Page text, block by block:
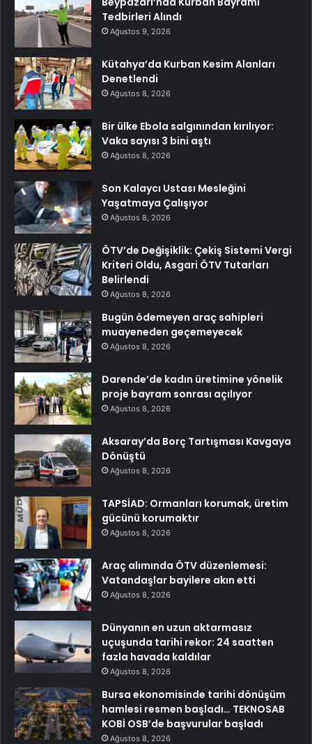
Tedbirleri Alındı
Ağustos 9, 2026
Kütahya’da Kurban Kesim Alanları
Denetlendi
Ağustos 8, 2026
Bir ülke Ebola salgınından kırılıyor:
Vaka sayısı 3 bini aştı
Ağustos 8, 2026
Son Kalaycı Ustası Mesleğini
Yaşatmaya Çalışıyor
Ağustos 8, 2026
ÖTV’de Değişiklik: Çekiş Sistemi Vergi
Kriteri Oldu, Asgari ÖTV Tutarları
Belirlendi
Ağustos 8, 2026
Bugün ödemeyen araç sahipleri
muayeneden geçemeyecek
Ağustos 8, 2026
Darende’de kadın üretimine yönelik
proje bayram sonrası açılıyor
Ağustos 8, 2026
Aksaray’da Borç Tartışması Kavgaya
Dönüştü
Ağustos 8, 2026
TAPSİAD: Ormanları korumak, üretim
gücünü korumaktır
Ağustos 8, 2026
Araç alımında ÖTV düzenlemesi:
Vatandaşlar bayilere akın etti
Ağustos 8, 2026
Dünyanın en uzun aktarmasız
uçuşunda tarihi rekor: 24 saatten
fazla havada kaldılar
Ağustos 8, 2026
Bursa ekonomisinde tarihi dönüşüm
hamlesi resmen başladı… TEKNOSAB
KOBİ OSB’de başvurular başladı
Ağustos 8, 2026